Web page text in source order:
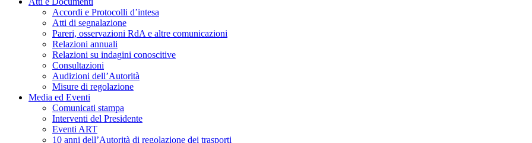
Accordi e Protocolli d’intesa
Atti di segnalazione
Pareri, osservazioni RdA e altre comunicazioni
Relazioni annuali
Relazioni su indagini conoscitive
Consultazioni
Audizioni dell’Autorità
Misure di regolazione
Media ed Eventi
Comunicati stampa
Interventi del Presidente
Eventi ART
10 anni dell’Autorità di regolazione dei trasporti